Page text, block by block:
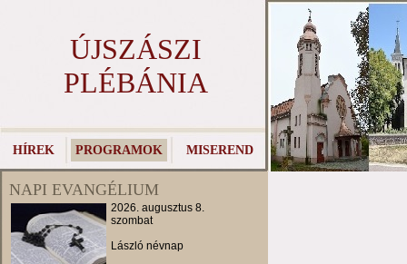
ÚJSZÁSZI
PLÉBÁNIA
HÍREK PROGRAMOK MISEREND
NAPI EVANGÉLIUM
2026. augusztus 8.
szombat
László névnap